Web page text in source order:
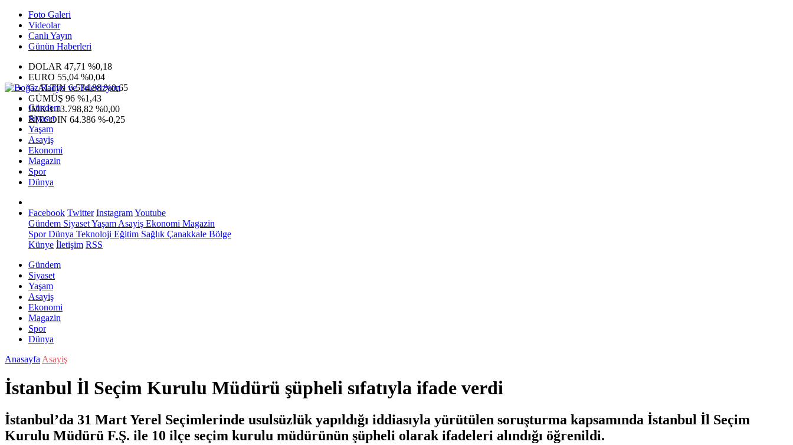
Foto Galeri
Videolar
Canlı Yayın
Günün Haberleri
DOLAR 47,71 %0,18
EURO 55,04 %0,04
G.ALTIN6.534,88 %0,65
GÜMÜŞ 96 %1,43
IMKB13.798,82 %0,00
BITCOIN 64.386 %-0,25
Gündem
Siyaset
Yaşam
Asayiş
Ekonomi
Magazin
Spor
Dünya
Facebook Twitter InstagramYoutube
Gündem SiyasetYaşam Asayiş Ekonomi Magazin
SporDünya Teknoloji Eğitim Sağlık Çanakkale Bölge
Künye İletişim RSS
Gündem
Siyaset
Yaşam
Asayiş
Ekonomi
Magazin
Spor
Dünya
Anasayfa Asayiş
İstanbul İl Seçim Kurulu Müdürü şüpheli sıfatıyla ifade verdi
İstanbul’da 31 Mart Yerel Seçimlerinde usulsüzlük yapıldığı iddiasıyla yürütülen soruşturma kapsamında İstanbul İl Seçim
Kurulu Müdürü F.Ş. ile 10 ilçe seçim kurulu müdürünün şüpheli olarak ifadeleri alındığı öğrenildi.